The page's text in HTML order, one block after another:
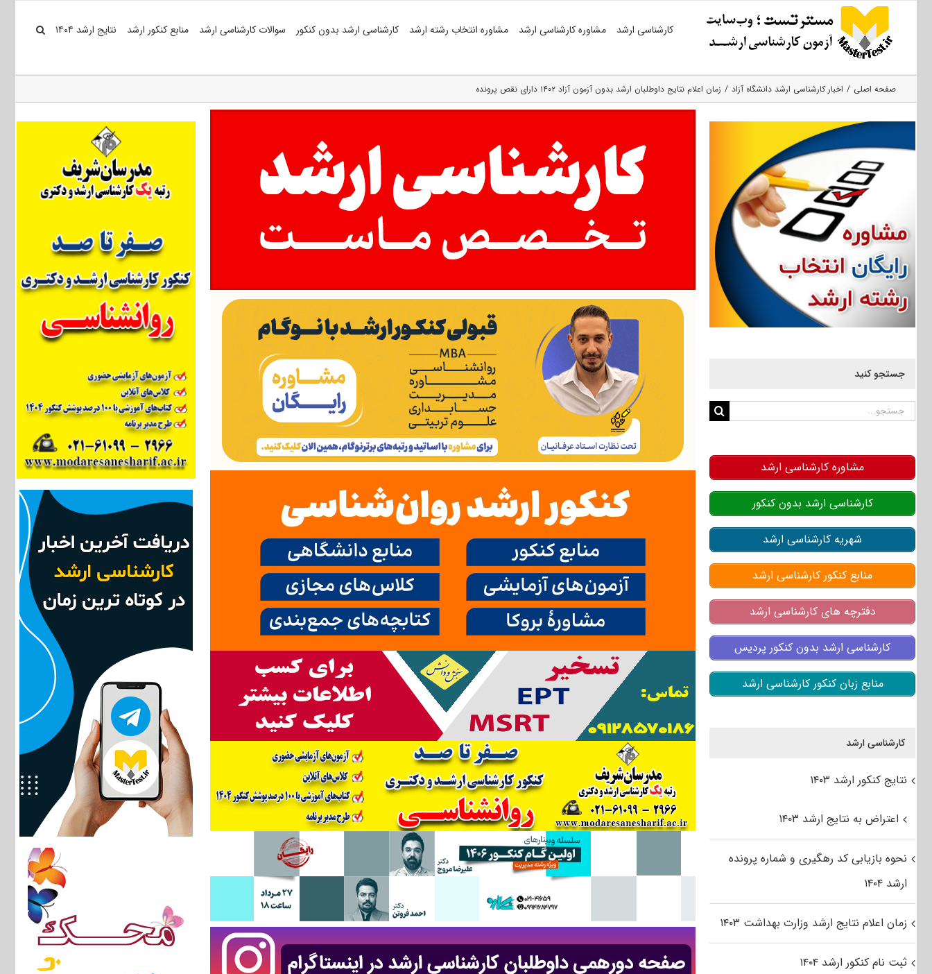
کارشناسی ارشد مشاوره کارشناسی ارشد مشاوره انتخاب رشته ارشد کارشناسی ارشد بدون کنکور سوالات کارشناسی ارشد منابع کنکور ارشد نتایج ارشد ۱۴۰۴
صفحه اصلی اخبار کارشناسی ارشد دانشگاه آزاد زمان اعلام نتایج داوطلبان ارشد بدون آزمون آزاد ۱۴۰۲ دارای نقص پرونده
جستجو کنید
جستجو
مشاوره کارشناسی ارشد
کارشناسی ارشد بدون کنکور
شهریه کارشناسی ارشد
منابع کنکور کارشناسی ارشد
دفترچه های کارشناسی ارشد
کارشناسی ارشد بدون کنکور پردیس
منابع زبان کنکور کارشناسی ارشد
کارشناسی ارشد
نتایج کنکور ارشد ۱۴۰۳
اعتراض به نتایج ارشد ۱۴۰۳
نحوه بازیابی کد رهگیری و شماره پرونده
ارشد ۱۴۰۴
زمان اعلام نتایج ارشد وزارت بهداشت ۱۴۰۳
ثبت نام کنکور ارشد ۱۴۰۴